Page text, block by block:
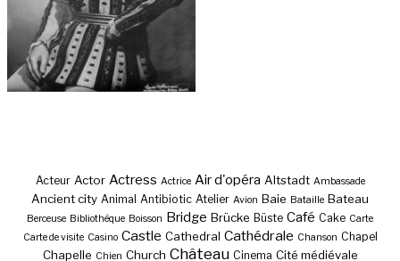
Acteur Actor Actress Actrice Air d'opéra Altstadt Ambassade
Ancient city Animal Antibiotic Atelier Avion Baie Bataille Bateau
Berceuse Bibliothèque Boisson Bridge Brücke Büste Café Cake Carte
Carte de visite Casino Castle Cathedral Cathédrale Chanson Chapel
Chapelle Chien Church Château Cinema Cité médiévale